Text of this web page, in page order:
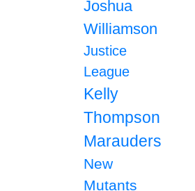
Joshua
Williamson
Justice
League
Kelly
Thompson
Marauders
New
Mutants